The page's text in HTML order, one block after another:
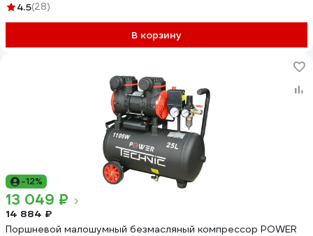
4.5(28)
В корзину
-12%
13 049 ₽
14 884 ₽
Поршневой малошумный безмасляный компрессор POWER